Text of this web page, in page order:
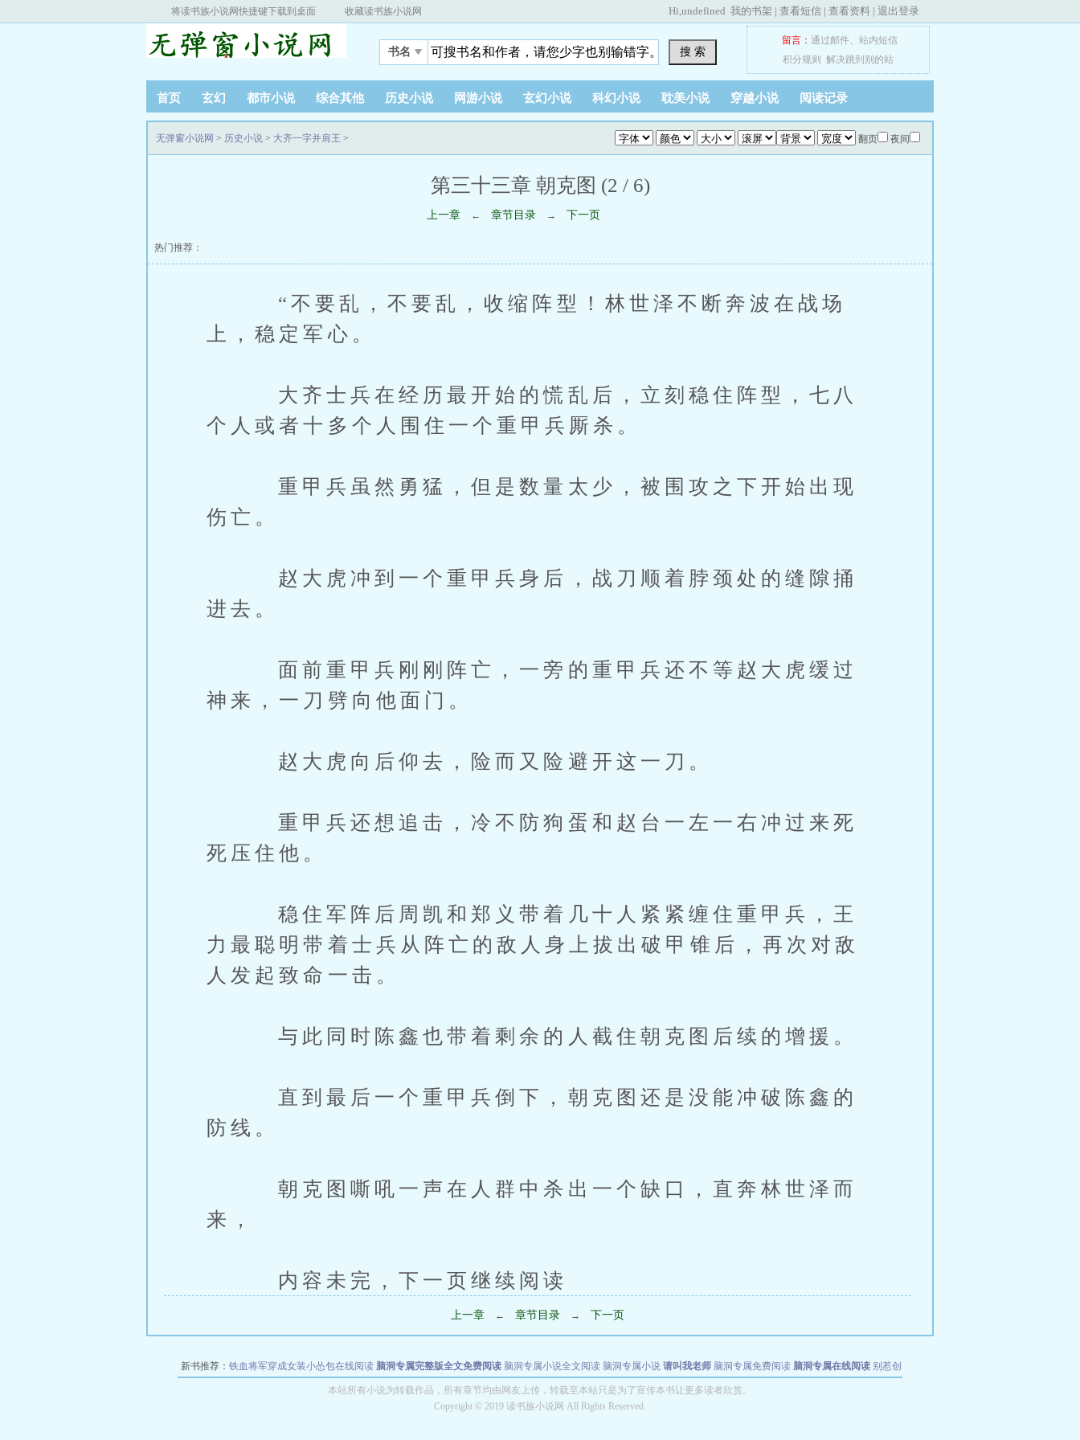
将读书族小说网快捷键下载到桌面 收藏读书族小说网 Hi,undefined 我的书架 | 查看短信 | 查看资料 | 退出登录
书名 搜 索
留言： 通过邮件、 站内短信
积分规则
解决跳到别的站
首页 玄幻 都市小说 综合其他 历史小说 网游小说 玄幻小说 科幻小说 耽美小说 穿越小说 阅读记录
翻页 夜间
无弹窗小说网 > 历史小说 > 大齐一字并肩王 >
第三十三章 朝克图 (2 / 6)
上一章 ← 章节目录 → 下一页
热门推荐：
“不要乱，不要乱，收缩阵型！林世泽不断奔波在战场
上，稳定军心。
大齐士兵在经历最开始的慌乱后，立刻稳住阵型，七八
个人或者十多个人围住一个重甲兵厮杀。
重甲兵虽然勇猛，但是数量太少，被围攻之下开始出现
伤亡。
赵大虎冲到一个重甲兵身后，战刀顺着脖颈处的缝隙捅
进去。
面前重甲兵刚刚阵亡，一旁的重甲兵还不等赵大虎缓过
神来，一刀劈向他面门。
赵大虎向后仰去，险而又险避开这一刀。
重甲兵还想追击，冷不防狗蛋和赵台一左一右冲过来死
死压住他。
稳住军阵后周凯和郑义带着几十人紧紧缠住重甲兵，王
力最聪明带着士兵从阵亡的敌人身上拔出破甲锥后，再次对敌
人发起致命一击。
与此同时陈鑫也带着剩余的人截住朝克图后续的增援。
直到最后一个重甲兵倒下，朝克图还是没能冲破陈鑫的
防线。
朝克图嘶吼一声在人群中杀出一个缺口，直奔林世泽而
来，
内容未完，下一页继续阅读
上一章 ← 章节目录 → 下一页
新书推荐： 铁血将军穿成女装小怂包在线阅读 脑洞专属完整版全文免费阅读 脑洞专属小说全文阅读 脑洞专属小说 请叫我老师 脑洞专属免费阅读 脑洞专属在线阅读 别惹创
世者 穿书第一天就结婚小说全文阅读
本站所有小说为转载作品，所有章节均由网友上传，转载至本站只是为了宣传本书让更多读者欣赏。
Copyright © 2019 读书族小说网 All Rights Reserved.